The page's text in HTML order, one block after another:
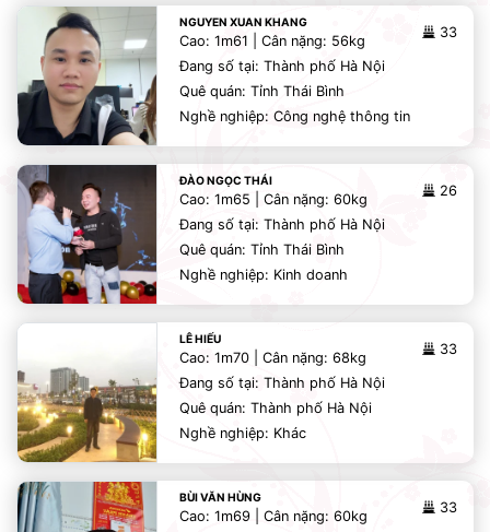
NGUYEN XUAN KHANG
33
Cao: 1m61 | Cân nặng: 56kg
Đang số tại: Thành phố Hà Nội
Quê quán: Tỉnh Thái Bình
Nghề nghiệp: Công nghệ thông tin
ĐÀO NGỌC THÁI
26
Cao: 1m65 | Cân nặng: 60kg
Đang số tại: Thành phố Hà Nội
Quê quán: Tỉnh Thái Bình
Nghề nghiệp: Kinh doanh
LÊ HIẾU
33
Cao: 1m70 | Cân nặng: 68kg
Đang số tại: Thành phố Hà Nội
Quê quán: Thành phố Hà Nội
Nghề nghiệp: Khác
BÙI VĂN HÙNG
33
Cao: 1m69 | Cân nặng: 60kg